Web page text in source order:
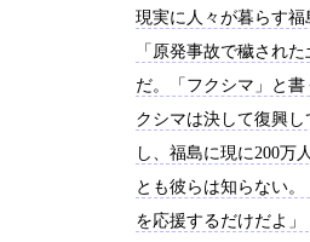
現実に人々が暮らす福
「原発事故で穢され
だ。「フクシマ」と
クシマは決して復興
し、福島に現に200万
とも彼らは知らない
を応援するだけだよ」